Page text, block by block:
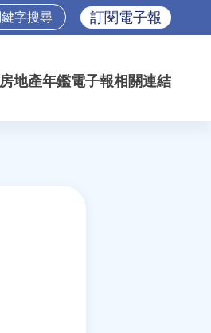
訂閱電子報
房地產年鑑電子報相關連結